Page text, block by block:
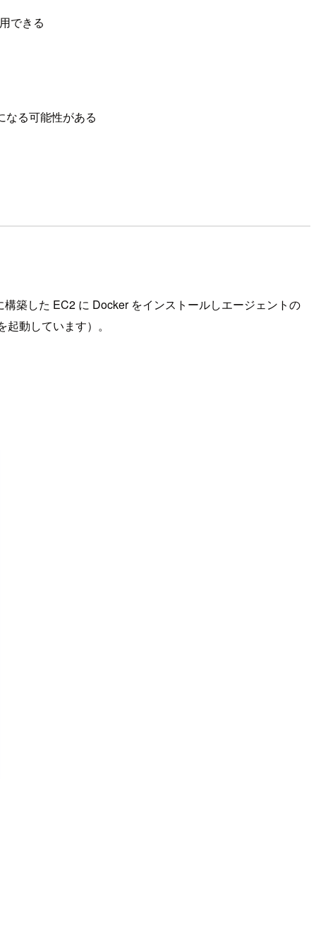
できる
なる可能性がある
築した EC2 に Docker をインストールしエージェントの
動しています）。